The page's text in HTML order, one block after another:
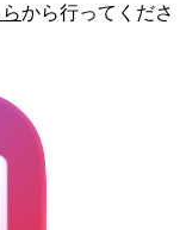
から行ってくださ